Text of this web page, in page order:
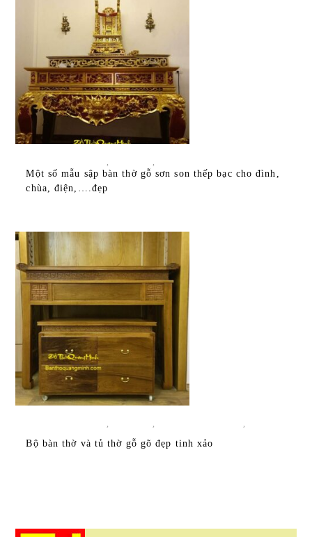
, ,
Một số mẫu sập bàn thờ gỗ sơn son thếp bạc cho đình,
chùa, điện,….đẹp
, , ,
Bộ bàn thờ và tủ thờ gỗ gõ đẹp tinh xảo